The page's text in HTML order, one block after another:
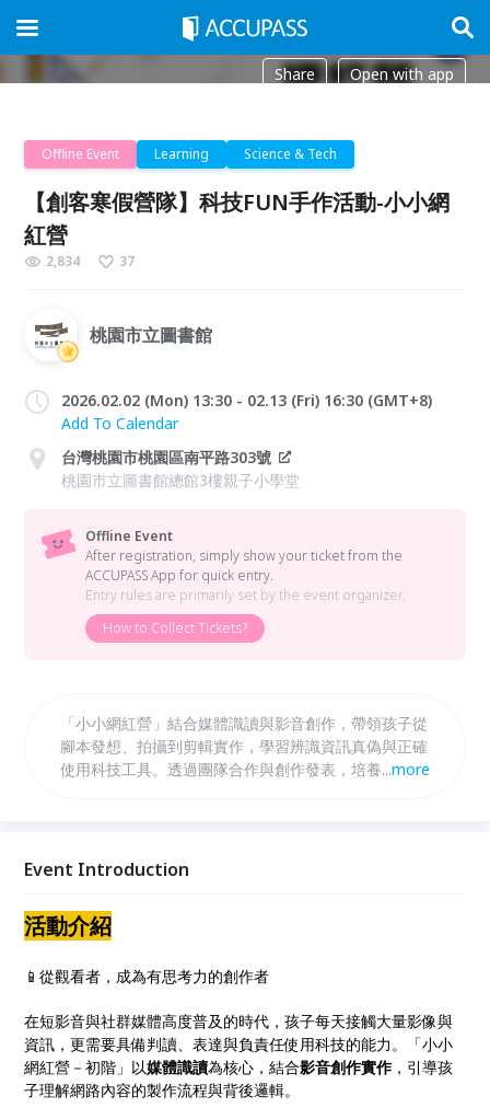
Share Open with app
Offline Event Learning Science & Tech
【創客寒假營隊】科技FUN手作活動-小小網
紅營
2,834 37
桃園市立圖書館
2026.02.02 (Mon) 13:30 - 02.13 (Fri) 16:30 (GMT+8)
Add To Calendar
台灣桃園市桃園區南平路303號
桃園市立圖書館總館3樓親子小學堂
Offline Event
After registration, simply show your ticket from the
ACCUPASS App for quick entry.
Entry rules are primarily set by the event organizer.
How to Collect Tickets?
「小小網紅營」結合媒體識讀與影音創作，帶領孩子從
腳本發想、拍攝到剪輯實作，學習辨識資訊真偽與正確
使用科技工具。透過團隊合作與創作發表，培養表達
...more
Event Introduction
活動介紹
📱從觀看者，成為有思考力的創作者
在短影音與社群媒體高度普及的時代，孩子每天接觸大量影像與
資訊，更需要具備判讀、表達與負責任使用科技的能力。「小小
網紅營－初階」以媒體識讀為核心，結合影音創作實作，引導孩
子理解網路內容的製作流程與背後邏輯。